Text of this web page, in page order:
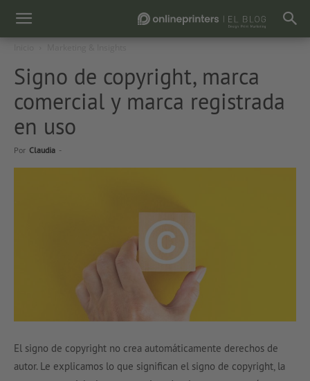
Signo de copyright, marca
comercial y marca registrada
en uso
Por Claudia -
El signo de copyright no crea automáticamente derechos de
autor. Le explicamos lo que significan el signo de copyright, la